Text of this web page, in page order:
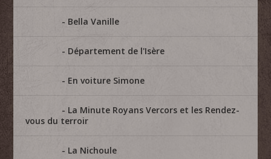
Bella Vanille
Département de l'Isère
En voiture Simone
La Minute Royans Vercors et les Rendez-
vous du terroir
La Nichoule